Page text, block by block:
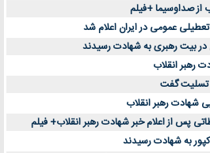
از صداوسیما +فیلم
در بیت رهبری به شهادت رسیدند
رهبر انقلاب
تسلیت گفت
شهادت رهبر انقلاب
پس از اعلام خبر شهادت رهبر انقلاب+ فیلم
به شهادت رسیدند